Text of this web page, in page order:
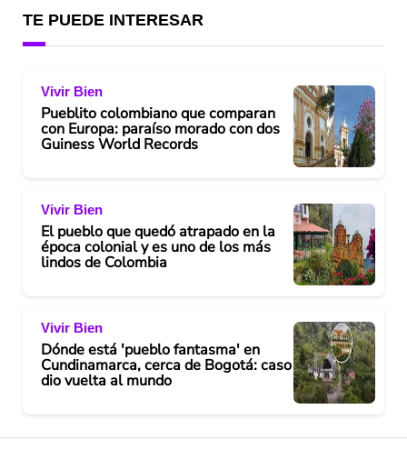
TE PUEDE INTERESAR
Vivir Bien
Pueblito colombiano que comparan
con Europa: paraíso morado con dos
Guiness World Records
Vivir Bien
El pueblo que quedó atrapado en la
época colonial y es uno de los más
lindos de Colombia
Vivir Bien
Dónde está 'pueblo fantasma' en
Cundinamarca, cerca de Bogotá: caso
dio vuelta al mundo